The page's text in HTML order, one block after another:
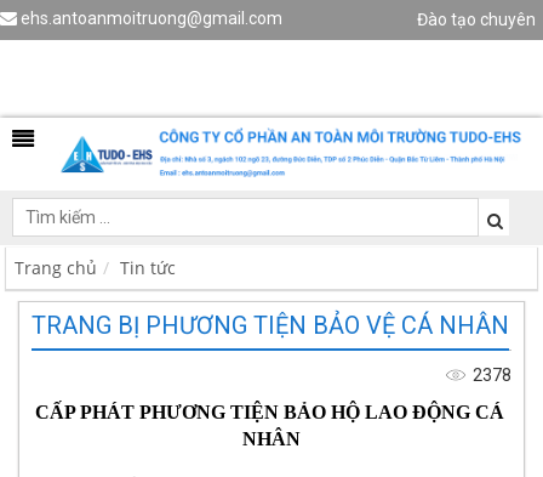
ehs.antoanmoitruong@gmail.com
Đào tạo chuyên
Trang chủ Tin tức
TRANG BỊ PHƯƠNG TIỆN BẢO VỆ CÁ NHÂN
2378
CẤP PHÁT PHƯƠNG TIỆN BẢO HỘ LAO ĐỘNG CÁ
NHÂN